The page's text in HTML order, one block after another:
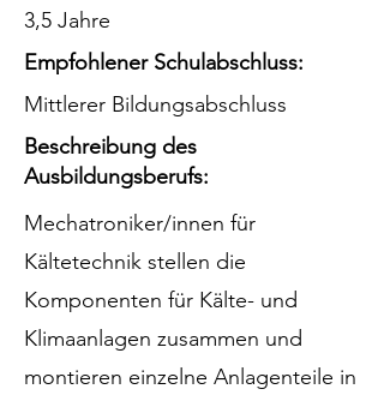
3,5 Jahre
Empfohlener Schulabschluss:
Mittlerer Bildungsabschluss
Beschreibung des
Ausbildungsberufs:
Mechatroniker/innen für
Kältetechnik stellen die
Komponenten für Kälte- und
Klimaanlagen zusammen und
montieren einzelne Anlagenteile in